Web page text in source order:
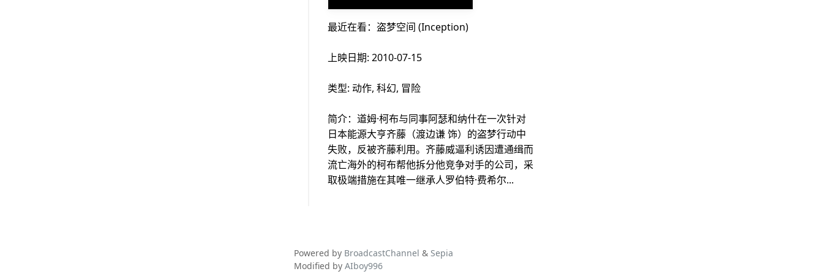
最近在看：盗梦空间 (Inception)
上映日期: 2010-07-15
类型: 动作, 科幻, 冒险
简介：道姆·柯布与同事阿瑟和纳什在一次针对
日本能源大亨齐藤（渡边谦 饰）的盗梦行动中
失败，反被齐藤利用。齐藤威逼利诱因遭通缉而
流亡海外的柯布帮他拆分他竞争对手的公司，采
取极端措施在其唯一继承人罗伯特·费希尔...
Powered by BroadcastChannel & Sepia
Modified by AIboy996